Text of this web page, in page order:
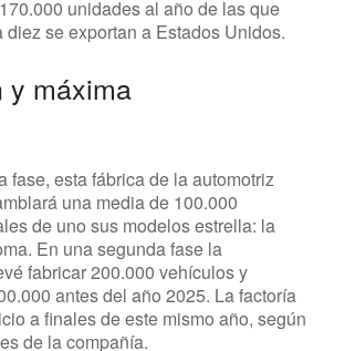
unidades al año de las que
diez se exportan a Estados Unidos.
y máxima
fase, esta fábrica de la automotriz
una media de 100.000
de uno sus modelos estrella: la
En una segunda fase la
fabricar 200.000 vehículos y
antes del año 2025. La factoría
a finales de este mismo año, según
de la compañía.